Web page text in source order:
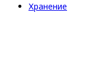
Хранение